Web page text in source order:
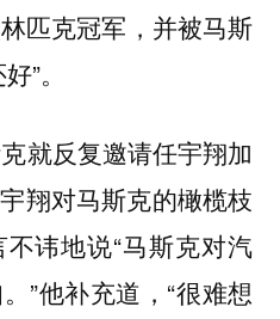
匹克冠军，并被马斯
”。
就反复邀请任宇翔加
翔对马斯克的橄榄枝
讳地说“马斯克对汽
”他补充道，“很难想